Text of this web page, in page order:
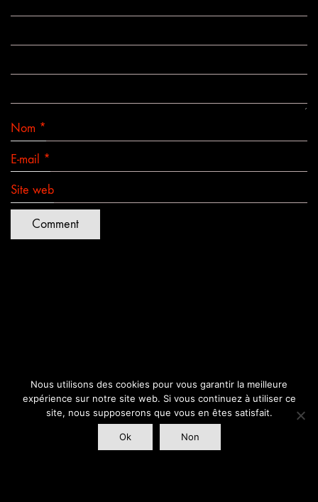
Nom *
E-mail *
Site web
Nous utilisons des cookies pour vous garantir la meilleure
expérience sur notre site web. Si vous continuez à utiliser ce
site, nous supposerons que vous en êtes satisfait.
Ok Non